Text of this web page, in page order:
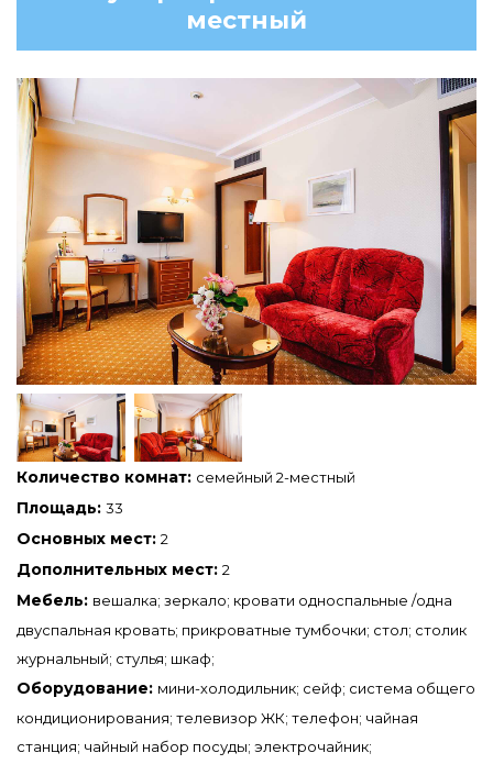
местный
Количество комнат: семейный 2-местный
Площадь: 33
Основных мест: 2
Дополнительных мест: 2
Мебель: вешалка; зеркало; кровати односпальные /одна
двуспальная кровать; прикроватные тумбочки; стол; столик
журнальный; стулья; шкаф;
Оборудование: мини-холодильник; сейф; система общего
кондиционирования; телевизор ЖК; телефон; чайная
станция; чайный набор посуды; электрочайник;